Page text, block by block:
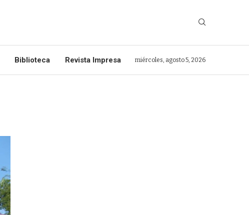
Biblioteca Revista Impresa miércoles, agosto 5, 2026